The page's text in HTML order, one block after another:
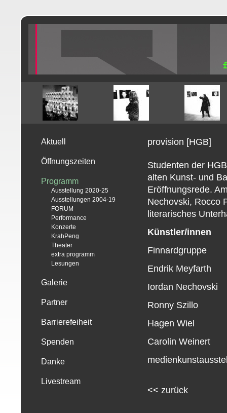
Aktuell
Öffnungszeiten
Programm
Ausstellung 2020-25
Ausstellungen 2004-19
FORUM
Performance
Konzerte
KrahPeng
Theater
extra programm
Lesungen
Galerie
Partner
Barrierefeiheit
Spenden
Danke
Livestream
provision [HGB]
Studenten der
alten Kunst- und
Eröffnungsrede.
Nechovski, Rocco
literarisches
Künstler/innen
Finnardgruppe
Endrik Meyfarth
Iordan Nechovski
Ronny Szillo
Hagen Wiel
Carolin Weinert
<< zurück